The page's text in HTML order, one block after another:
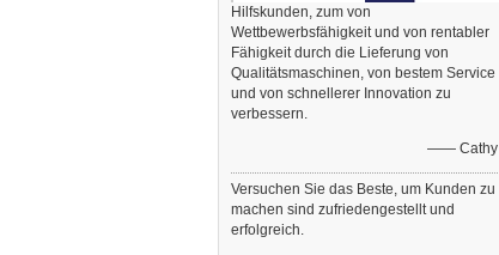
Hilfskunden, zum von
Wettbewerbsfähigkeit und von rentabler
Fähigkeit durch die Lieferung von
Qualitätsmaschinen, von bestem Service
und von schnellerer Innovation zu
verbessern.
—— Cathy
Versuchen Sie das Beste, um Kunden zu
machen sind zufriedengestellt und
erfolgreich.